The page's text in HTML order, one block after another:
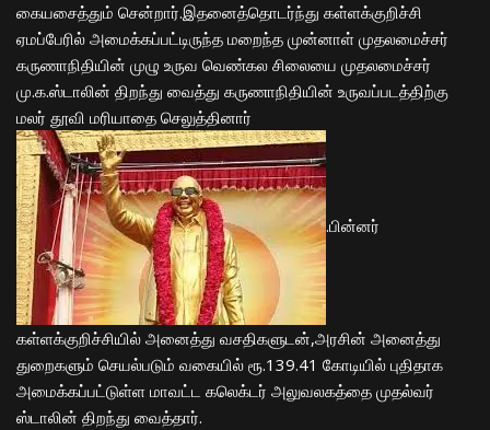
கையசைத்தும் சென்றார்.இதனைத்தொடர்ந்து கள்ளக்குறிச்சி
ஏமப்பேரில் அமைக்கப்பட்டிருந்த மறைந்த முன்னாள் முதலமைச்சர்
கருணாநிதியின் முழு உருவ வெண்கல சிலையை முதலமைச்சர்
மு.க.ஸ்டாலின் திறந்து வைத்து கருணாநிதியின் உருவப்படத்திற்கு
மலர் தூவி மரியாதை செலுத்தினார்
.பின்னர்
கள்ளக்குறிச்சியில் அனைத்து வசதிகளுடன்,அரசின் அனைத்து
துறைகளும் செயல்படும் வகையில் ரூ.139.41 கோடியில் புதிதாக
அமைக்கப்பட்டுள்ள மாவட்ட கலெக்டர் அலுவலகத்தை முதல்வர்
ஸ்டாலின் திறந்து வைத்தார்.